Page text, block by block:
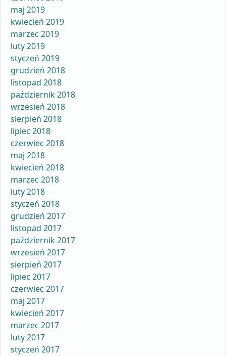
maj 2019
kwiecień 2019
marzec 2019
luty 2019
styczeń 2019
grudzień 2018
listopad 2018
październik 2018
wrzesień 2018
sierpień 2018
lipiec 2018
czerwiec 2018
maj 2018
kwiecień 2018
marzec 2018
luty 2018
styczeń 2018
grudzień 2017
listopad 2017
październik 2017
wrzesień 2017
sierpień 2017
lipiec 2017
czerwiec 2017
maj 2017
kwiecień 2017
marzec 2017
luty 2017
styczeń 2017